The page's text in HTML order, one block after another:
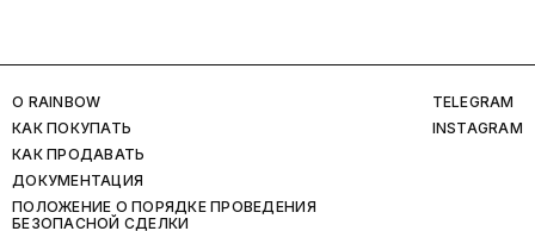
O RAINBOW
КАК ПОКУПАТЬ
КАК ПРОДАВАТЬ
ДОКУМЕНТАЦИЯ
ПОЛОЖЕНИЕ О ПОРЯДКЕ ПРОВЕДЕНИЯ
БЕЗОПАСНОЙ СДЕЛКИ
TELEGRAM
INSTAGRAM